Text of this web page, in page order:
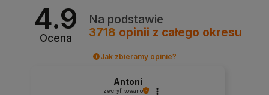
4.9
Ocena
Na podstawie
3718 opinii z całego okresu
Jak zbieramy opinie?
Antoni
zweryfikowano